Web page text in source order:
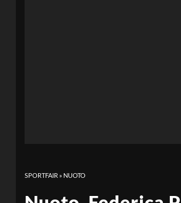
SPORTFAIR » NUOTO